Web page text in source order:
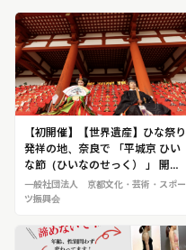
【初開催】【世界遺産】ひな祭り
発祥の地、奈良で 「平城京 ひい
な節（ひいなのせっく） 」 開
催！ 於 平城宮跡歴史公園
一般社団法人 京都文化・芸術・スポー
ツ振興会